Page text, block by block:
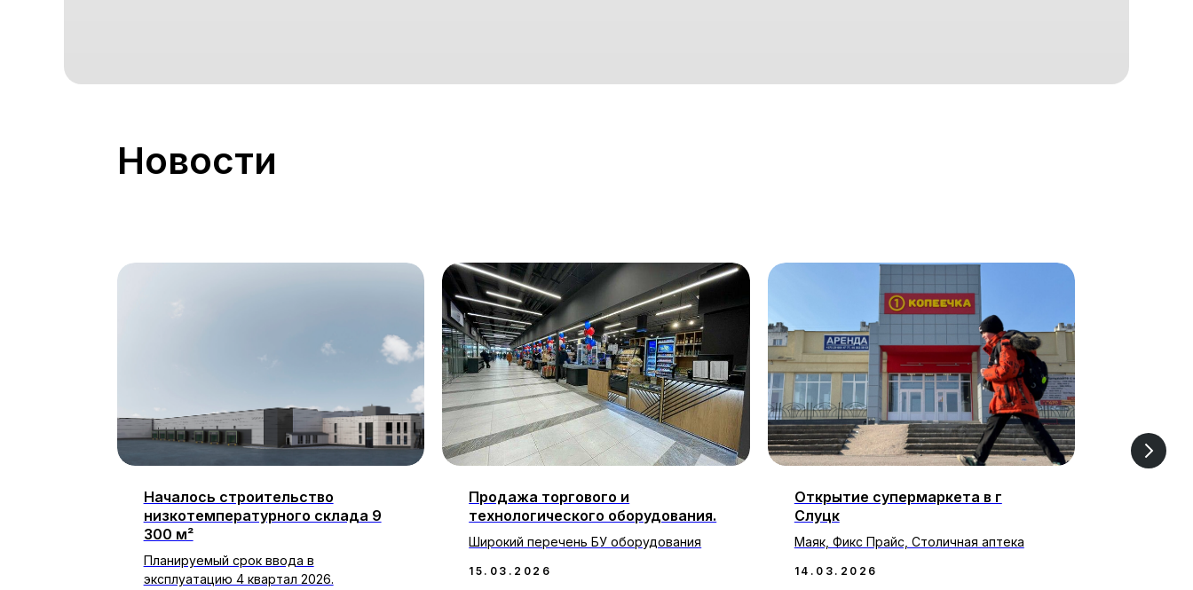
Новости
Началось строительство
низкотемпературного склада 9
300 м²
Планируемый срок ввода в
эксплуатацию 4 квартал 2026.
Продажа торгового и
технологического оборудования.
Широкий перечень БУ оборудования
15.03.2026
Открытие супермаркета в г
Слуцк
Маяк, Фикс Прайс, Столичная аптека
14.03.2026